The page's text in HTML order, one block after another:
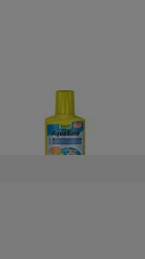
Tetra Aquasafe 100ml